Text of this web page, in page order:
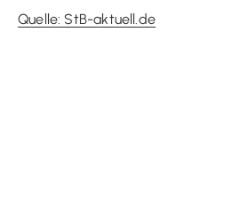
Quelle: StB-aktuell.de